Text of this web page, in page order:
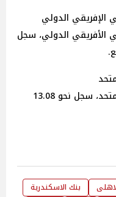
الإفريقي الدولي
الأفريقي الدولي، سجل
سعر الريال السعودي في المصرف المتحد، سجل نحو 13.08
بنك الاسكندرية